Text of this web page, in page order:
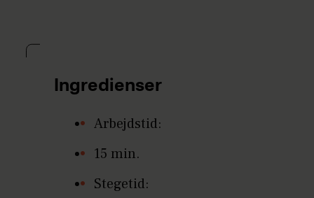
Ingredienser
Arbejdstid:
15 min.
Stegetid: